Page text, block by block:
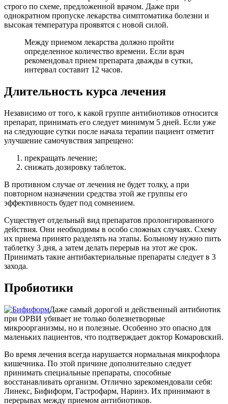
строго по схеме, предложенной врачом. Даже при
однократном пропуске лекарства симптоматика болезни и
высокая температура проявятся с новой силой.
Между приемом лекарства должно пройти
определенное количество времени. Если врач
рекомендовал прием препарата дважды в сутки,
интервал составит 12 часов.
Длительность курса лечения
Независимо от того, к какой группе антибиотиков относится
препарат, принимать его следует минимум 5 дней. Если уже
на следующие сутки после начала терапии пациент отметит
улучшение самочувствия запрещено:
прекращать лечение;
снижать дозировку таблеток.
В противном случае от лечения не будет толку, а при
повторном назначении средства этой же группы его
эффективность будет под сомнением.
Существует отдельный вид препаратов пролонгированного
действия. Они необходимы в особо сложных случаях. Схему
их приема принято разделять на этапы. Больному нужно пить
таблетку 3 дня, а затем делать перерыв на этот же срок.
Принимать такие антибактериальные препараты следует в 3
захода.
Пробиотики
Даже самый дорогой и действенный антибиотик
при ОРВИ убивает не только болезнетворные
микроорганизмы, но и полезные. Особенно это опасно для
маленьких пациентов, что подтверждает доктор Комаровский.
Во время лечения всегда нарушается нормальная микрофлора
кишечника. По этой причине дополнительно следует
принимать специальные препараты, способные
восстанавливать организм. Отлично зарекомендовали себя:
Линекс, Бифиформ, Гастрофарм, Наринэ. Их принимают в
перерывах между приемом антибиотиков.